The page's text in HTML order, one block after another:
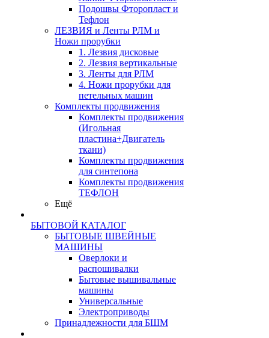
Подошвы Фторопласт и
Тефлон
ЛЕЗВИЯ и Ленты РЛМ и
Ножи прорубки
1. Лезвия дисковые
2. Лезвия вертикальные
3. Ленты для РЛМ
4. Ножи прорубки для
петельных машин
Комплекты продвижения
Комплекты продвижения
(Игольная
пластина+Двигатель
ткани)
Комплекты продвижения
для синтепона
Комплекты продвижения
ТЕФЛОН
Ещё
БЫТОВОЙ КАТАЛОГ
БЫТОВЫЕ ШВЕЙНЫЕ
МАШИНЫ
Оверлоки и
распошивалки
Бытовые вышивальные
машины
Универсальные
Электроприводы
Принадлежности для БШМ